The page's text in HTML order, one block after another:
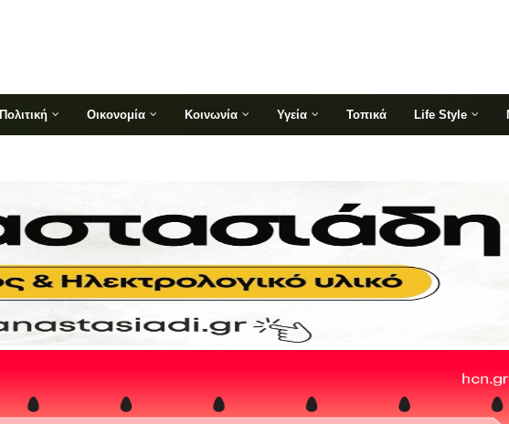
Πολιτική Οικονομία Κοινωνία Υγεία Τοπικά Life Style